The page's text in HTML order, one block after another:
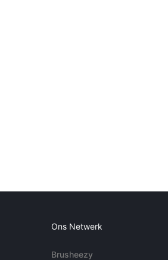
Ons Netwerk
Brusheezy